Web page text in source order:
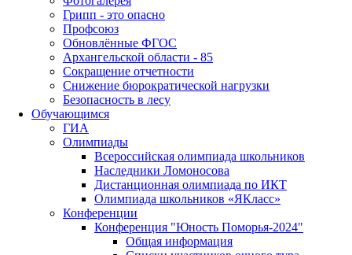
Грипп - это опасно
Профсоюз
Обновлённые ФГОС
Архангельской области - 85
Сокращение отчетности
Снижение бюрократической нагрузки
Безопасность в лесу
Обучающимся
ГИА
Олимпиады
Всероссийская олимпиада школьников
Наследники Ломоносова
Дистанционная олимпиада по ИКТ
Олимпиада школьников «ЯКласс»
Конференции
Конференция "Юность Поморья-2024"
Общая информация